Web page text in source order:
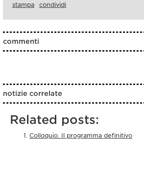
stampa condividi
commenti
notizie correlate
Related posts:
Colloquio. Il programma definitivo